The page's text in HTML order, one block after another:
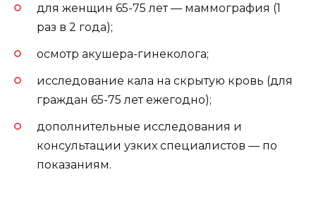
для женщин 65-75 лет — маммография (1
раз в 2 года);
осмотр акушера-гинеколога;
исследование кала на скрытую кровь (для
граждан 65-75 лет ежегодно);
дополнительные исследования и
консультации узких специалистов — по
показаниям.